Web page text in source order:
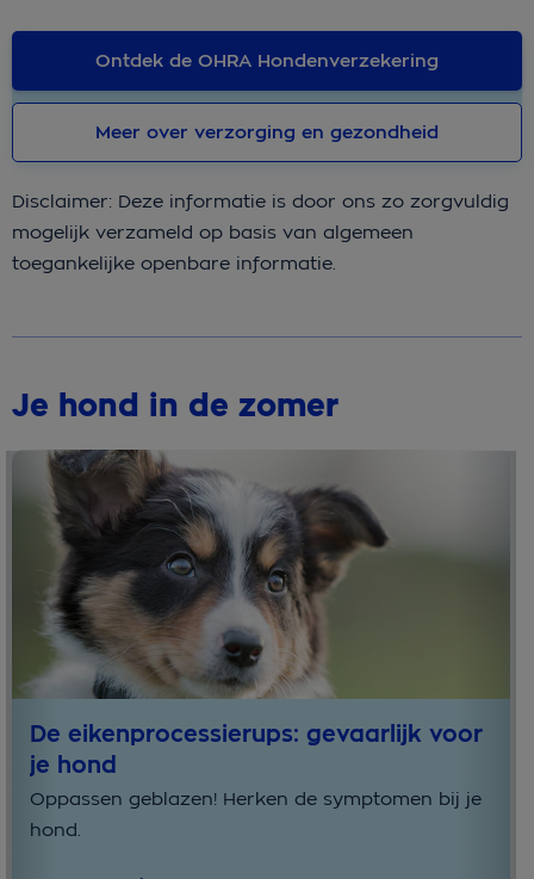
Ontdek de OHRA Hondenverzekering
Meer over verzorging en gezondheid
Disclaimer: Deze informatie is door ons zo zorgvuldig
mogelijk verzameld op basis van algemeen
toegankelijke openbare informatie.
Je hond in de zomer
De eikenprocessierups: gevaarlijk voor
je hond
Oppassen geblazen! Herken de symptomen bij je
hond.